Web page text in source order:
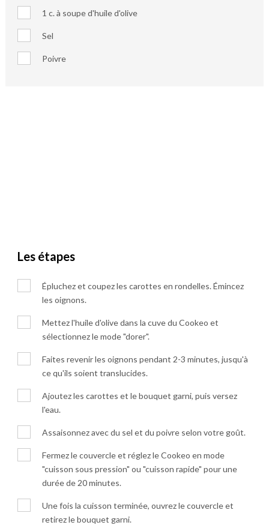
1 c. à soupe d'huile d'olive
Sel
Poivre
Les étapes
Épluchez et coupez les carottes en rondelles. Émincez
les oignons.
Mettez l'huile d'olive dans la cuve du Cookeo et
sélectionnez le mode "dorer".
Faites revenir les oignons pendant 2-3 minutes, jusqu'à
ce qu'ils soient translucides.
Ajoutez les carottes et le bouquet garni, puis versez
l'eau.
Assaisonnez avec du sel et du poivre selon votre goût.
Fermez le couvercle et réglez le Cookeo en mode
"cuisson sous pression" ou "cuisson rapide" pour une
durée de 20 minutes.
Une fois la cuisson terminée, ouvrez le couvercle et
retirez le bouquet garni.